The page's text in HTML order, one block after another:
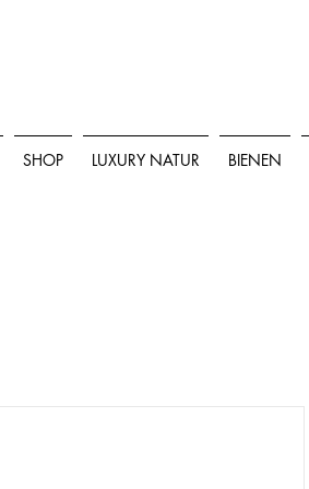
SHOP LUXURY NATUR BIENEN